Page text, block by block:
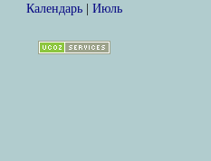
Календарь | Июль